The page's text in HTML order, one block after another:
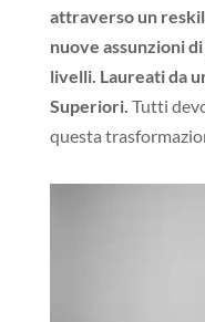
attraverso un
nuove assunzioni
livelli. Laureati da
Superiori. Tutti
questa